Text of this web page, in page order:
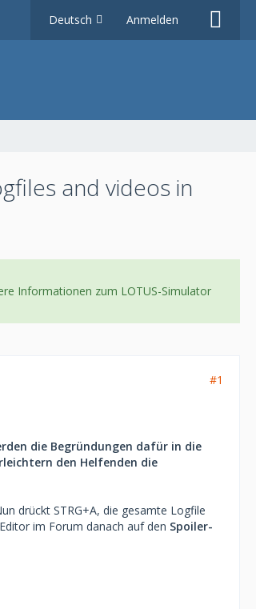
Deutsch Anmelden
and videos in
Informationen zum LOTUS-Simulator
#1
die Begründungen dafür in die
den Helfenden die
drückt STRG+A, die gesamte Logfile
im Forum danach auf den Spoiler-